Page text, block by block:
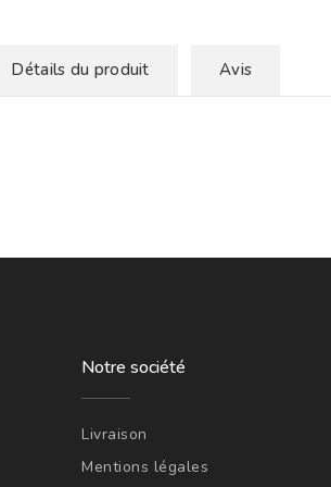
Détails du produit Avis
Notre société
Livraison
Mentions légales